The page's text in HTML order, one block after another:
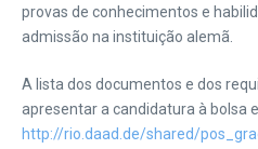
provas de conhecimentos e
admissão na instituição alemã.
A lista dos documentos e dos
apresentar a candidatura à bolsa
http://rio.daad.de/shared/